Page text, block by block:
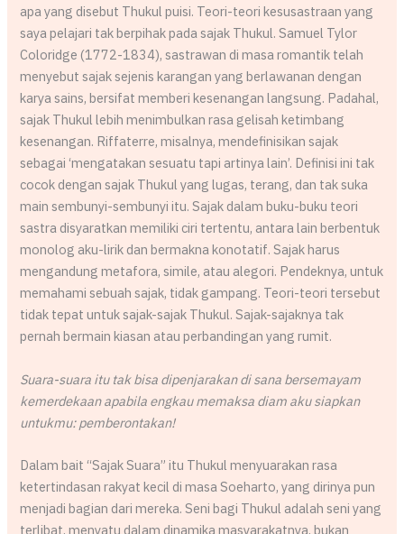
apa yang disebut Thukul puisi. Teori-teori kesusastraan yang
saya pelajari tak berpihak pada sajak Thukul. Samuel Tylor
Coloridge (1772-1834), sastrawan di masa romantik telah
menyebut sajak sejenis karangan yang berlawanan dengan
karya sains, bersifat memberi kesenangan langsung. Padahal,
sajak Thukul lebih menimbulkan rasa gelisah ketimbang
kesenangan. Riffaterre, misalnya, mendefinisikan sajak
sebagai ‘mengatakan sesuatu tapi artinya lain’. Definisi ini tak
cocok dengan sajak Thukul yang lugas, terang, dan tak suka
main sembunyi-sembunyi itu. Sajak dalam buku-buku teori
sastra disyaratkan memiliki ciri tertentu, antara lain berbentuk
monolog aku-lirik dan bermakna konotatif. Sajak harus
mengandung metafora, simile, atau alegori. Pendeknya, untuk
memahami sebuah sajak, tidak gampang. Teori-teori tersebut
tidak tepat untuk sajak-sajak Thukul. Sajak-sajaknya tak
pernah bermain kiasan atau perbandingan yang rumit.
Suara-suara itu tak bisa dipenjarakan di sana bersemayam
kemerdekaan apabila engkau memaksa diam aku siapkan
untukmu: pemberontakan!
Dalam bait “Sajak Suara” itu Thukul menyuarakan rasa
ketertindasan rakyat kecil di masa Soeharto, yang dirinya pun
menjadi bagian dari mereka. Seni bagi Thukul adalah seni yang
terlibat, menyatu dalam dinamika masyarakatnya, bukan